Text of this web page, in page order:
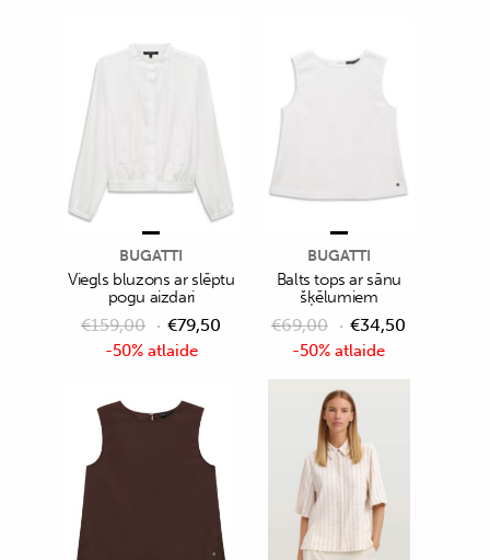
-50% atlaide
BUGATTI
Viegls bluzons ar slēptu
pogu aizdari
€159,00 €79,50
-50% atlaide
BUGATTI
Balts tops ar sānu
šķēlumiem
€69,00 €34,50